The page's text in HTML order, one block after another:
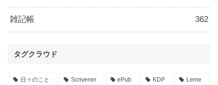
雑記帳 362
タグクラウド
日々のこと Scrivener ePub KDP Leme